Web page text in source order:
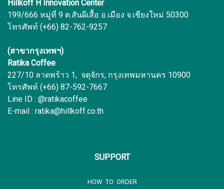
Hillkoff H Innovation Center
199/666 หมู่ที่ 9 ต.สันผีเสื้อ อ.เมือง จ.เชียงใหม่ 50300
โทรศัพท์ (+66) 82-762-9257
(สาขากรุงเทพฯ)
Ratika Coffee
227/10 ลาดพร้าว 1, จตุจักร, กรุงเทพมหานคร 10900
โทรศัพท์ (+66) 87-592-7667
Line ID : @ratikacoffee
E-mail : ratika@hillkoff.co.th
SUPPORT
HOW TO ORDER